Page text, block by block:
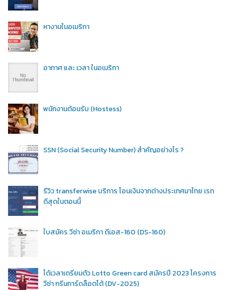
หางานในอเมริกา
อากาศ และ เวลา ในอเมริกา
พนักงานต้อนรับ (Hostess)
SSN (Social Security Number) สำคัญอย่างไร ?
รีวิว transferwise บริการ โอนเงินจากต่างประเทศมาไทย เรท
ดีสุดในตอนนี้
ใบสมัคร วีซ่า อเมริกา ดีเอส-160 (DS-160)
ได้เวลาเตรียมตัว Lotto Green card สมัครปี 2023 โครงการ
วีซ่า กรีนการ์ดล็อตโต้ (DV-2025)